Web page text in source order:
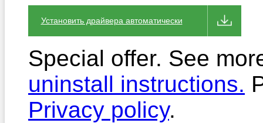
Установить драйвера автоматически
Special offer. See
uninstall instructions.
Privacy policy.